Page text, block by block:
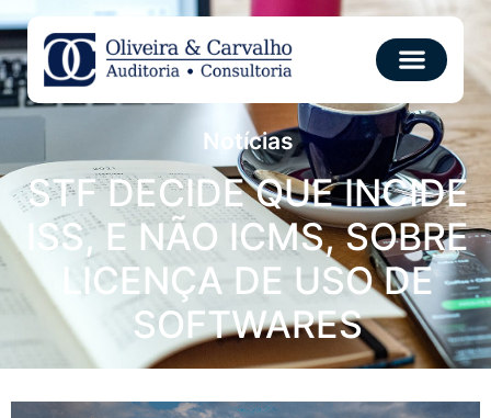
Notícias
STF DECIDE QUE INCIDE
ISS, E NÃO ICMS, SOBRE
LICENÇA DE USO DE
SOFTWARES